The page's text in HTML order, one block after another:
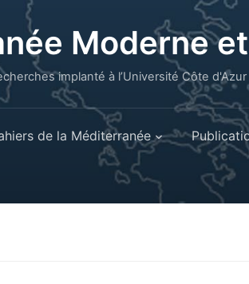
Moderne
implanté à l’Université Côte d'Azur
de la Méditerranée